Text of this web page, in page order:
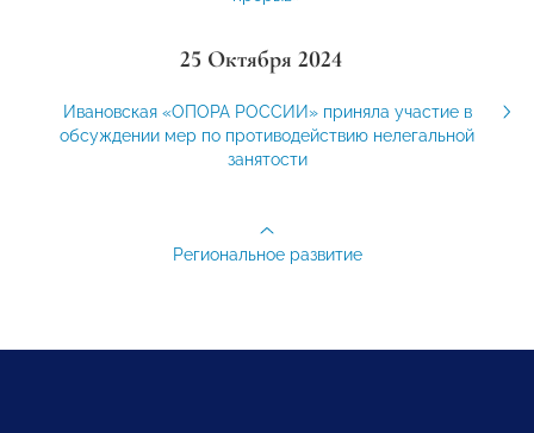
25 Октября 2024
Ивановская «ОПОРА РОССИИ» приняла участие в
обсуждении мер по противодействию нелегальной
занятости
Региональное развитие